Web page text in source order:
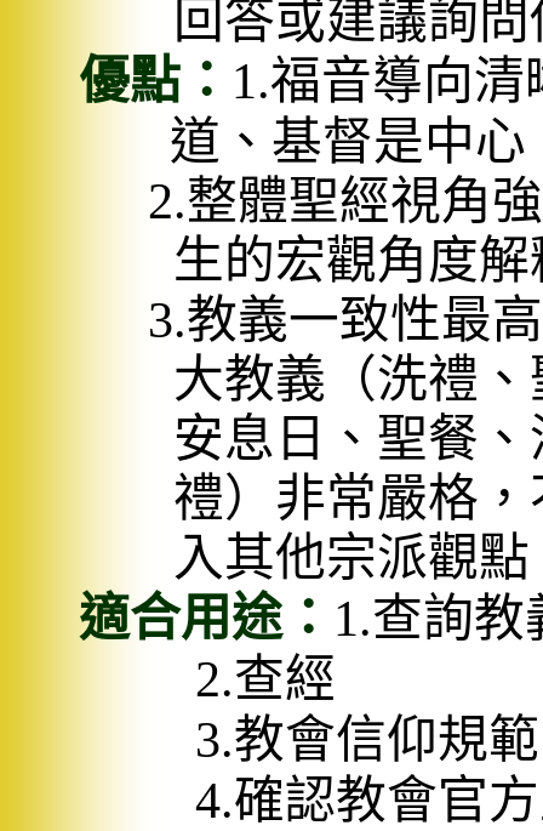
回答或建議詢
優點： 1.福音導向清
道、基督是中心
2.整體聖經視角
生的宏觀角度解
3.教義一致性最高
大教義（洗禮
安息日、聖餐、
禮）非常嚴格
入其他宗派觀點
適合用途： 1.查詢教
2.查經
3.教會信仰規範
4.確認教會官